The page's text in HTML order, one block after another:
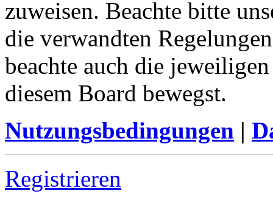
zuweisen. Beachte bitte
die verwandten
beachte auch die
diesem Board bewegst.
Nutzungsbedingungen |
Registrieren